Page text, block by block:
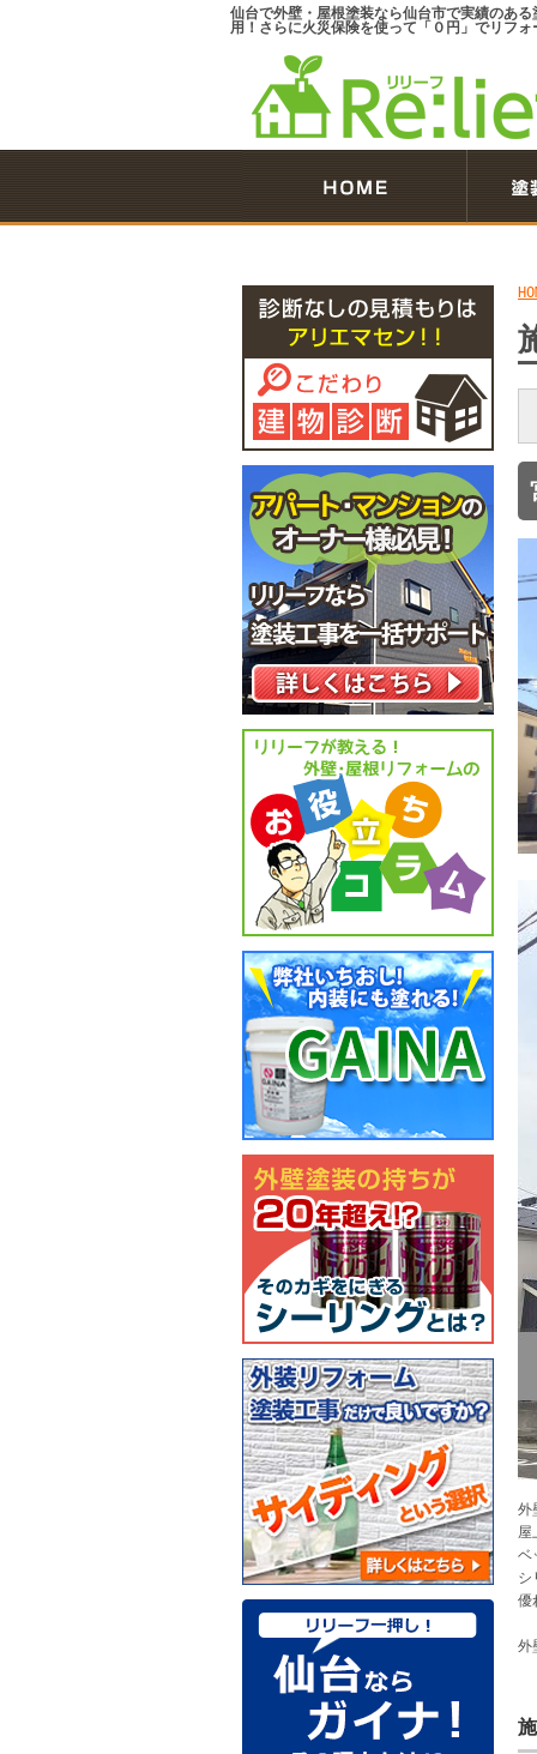
仙台で外壁・屋根塗装なら仙台市で実績のあ
用！さらに火災保険を使って「０円」でリフ
外
屋
ベ
シ
優
外